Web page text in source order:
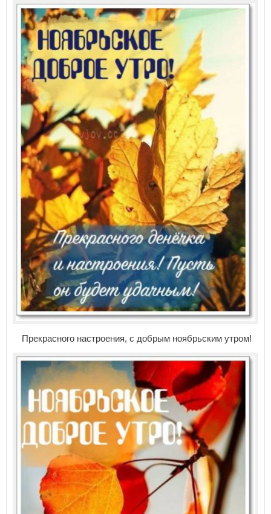
Прекрасного настроения, с добрым ноябрьским утром!